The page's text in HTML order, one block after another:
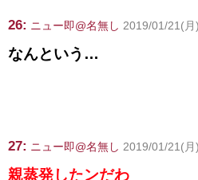
26: ニュー即@名無し 2019/01/21(
なんという…
27: ニュー即@名無し 2019/01/21(
親蒸発したンだわ